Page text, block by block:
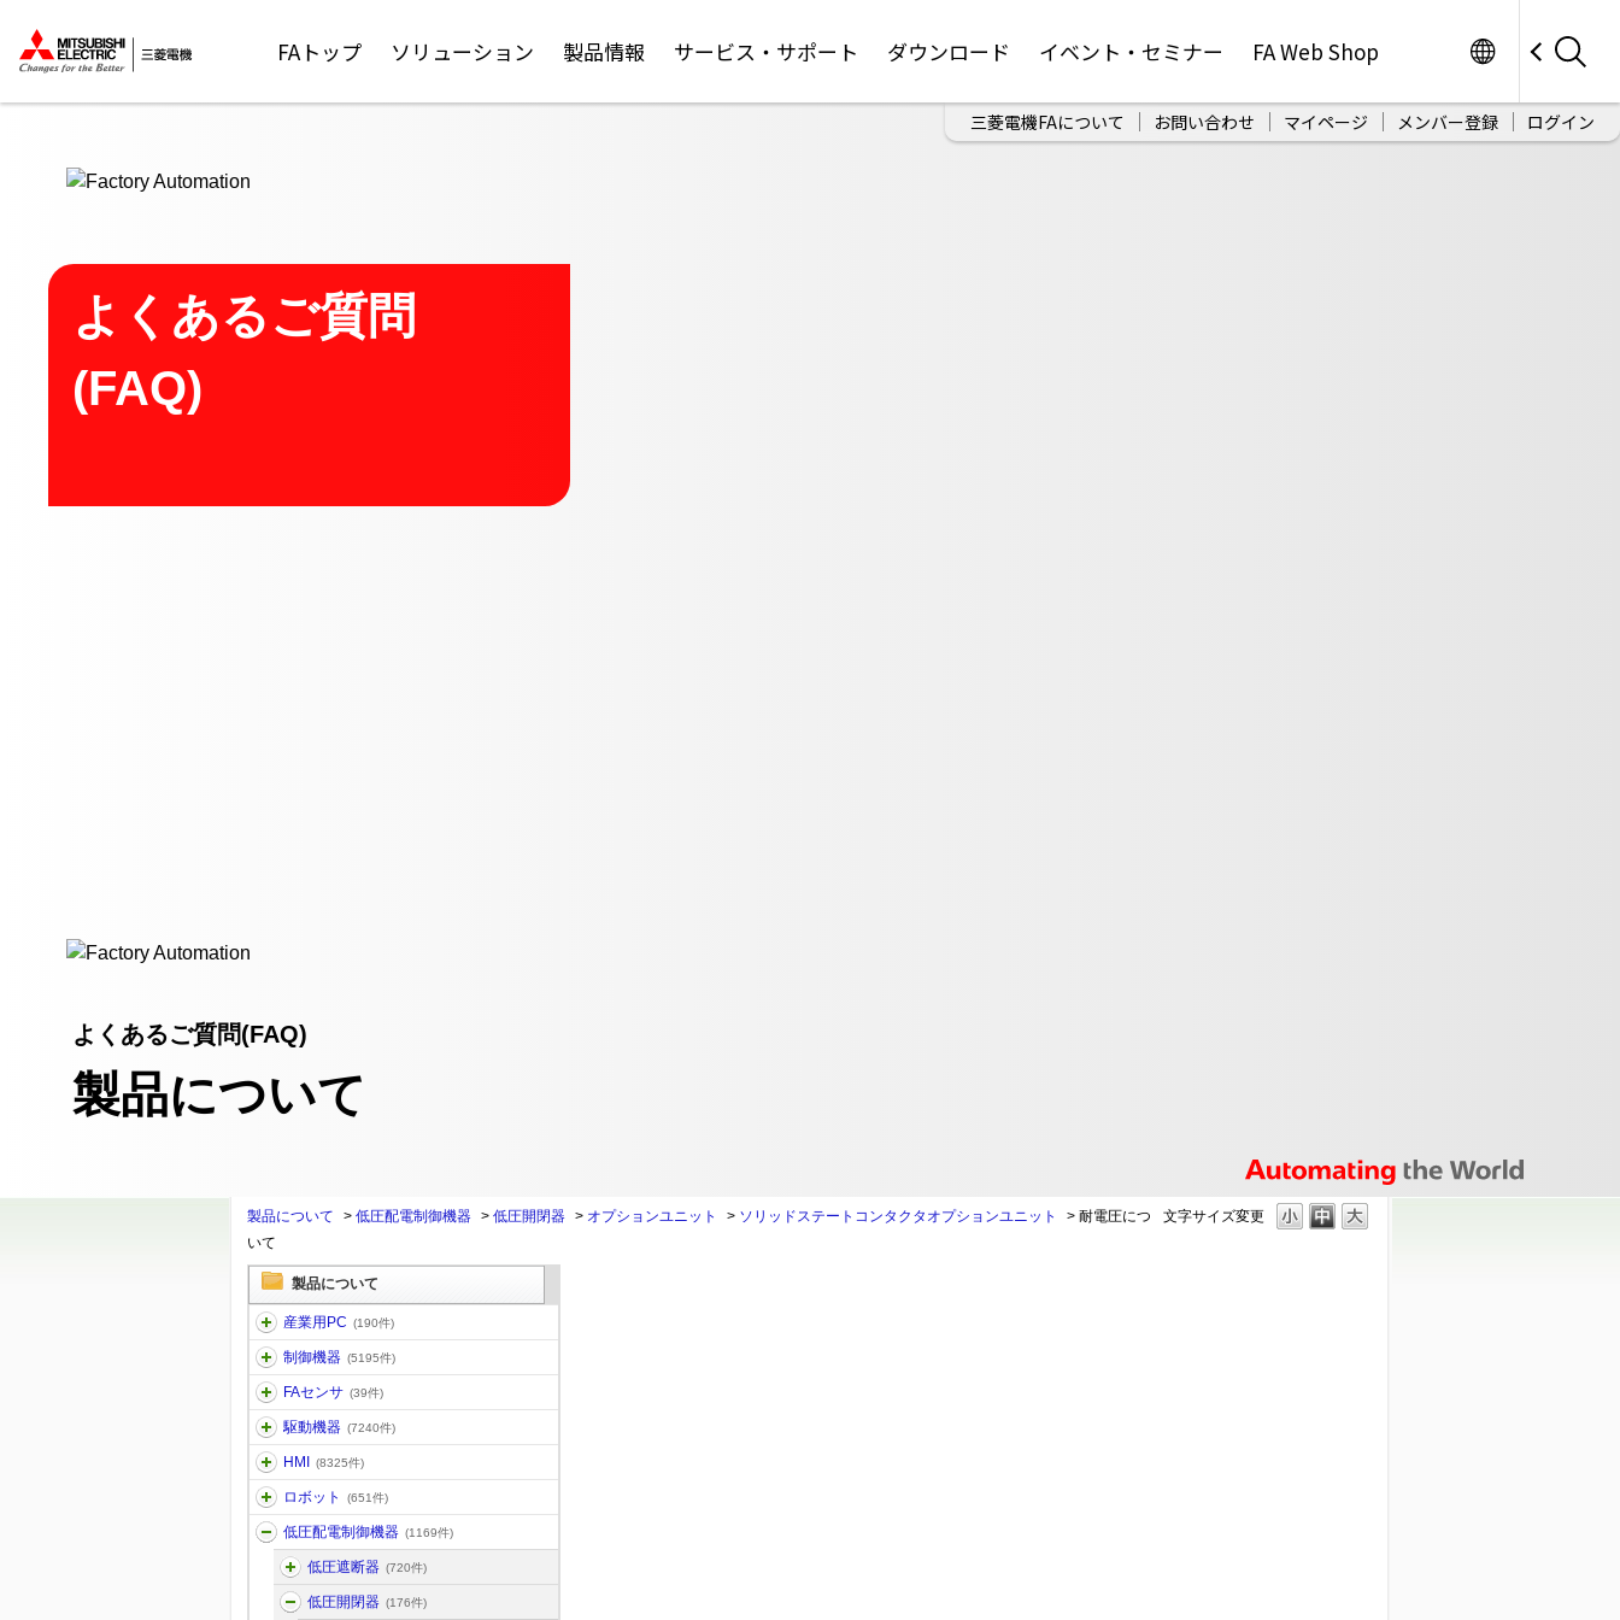
FAトップ ソリューション 製品情報 サービス・サポート ダウンロード イベント・セミナー FA Web Shop
三菱電機FAについて お問い合わせ マイページ メンバー登録 ログイン
よくあるご質問
(FAQ)
よくあるご質問(FAQ)
製品について
文字サイズ変更
製品について > 低圧配電制御機器 > 低圧開閉器 > オプションユニット > ソリッドステートコンタクタオプションユニット > 耐電圧につ
いて
製品について
産業用PC (190件)
制御機器 (5195件)
FAセンサ (39件)
駆動機器 (7240件)
HMI (8325件)
ロボット (651件)
低圧配電制御機器 (1169件)
低圧遮断器 (720件)
低圧開閉器 (176件)